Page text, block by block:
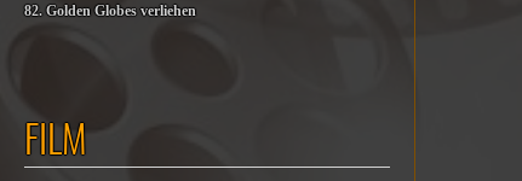
82. Golden Globes verliehen
FILM